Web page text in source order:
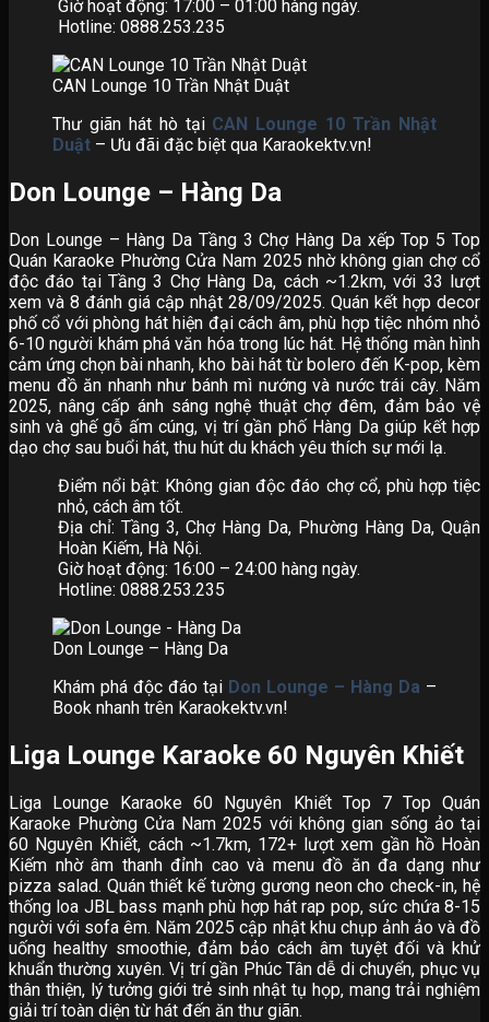
Giờ hoạt động: 17:00 – 01:00 hàng ngày.
Hotline: 0888.253.235
CAN Lounge 10 Trần Nhật Duật
Thư giãn hát hò tại CAN Lounge 10 Trần Nhật
Duật – Ưu đãi đặc biệt qua Karaokektv.vn!
Don Lounge – Hàng Da
Don Lounge – Hàng Da Tầng 3 Chợ Hàng Da xếp Top 5 Top
Quán Karaoke Phường Cửa Nam 2025 nhờ không gian chợ cổ
độc đáo tại Tầng 3 Chợ Hàng Da, cách ~1.2km, với 33 lượt
xem và 8 đánh giá cập nhật 28/09/2025. Quán kết hợp decor
phố cổ với phòng hát hiện đại cách âm, phù hợp tiệc nhóm nhỏ
6-10 người khám phá văn hóa trong lúc hát. Hệ thống màn hình
cảm ứng chọn bài nhanh, kho bài hát từ bolero đến K-pop, kèm
menu đồ ăn nhanh như bánh mì nướng và nước trái cây. Năm
2025, nâng cấp ánh sáng nghệ thuật chợ đêm, đảm bảo vệ
sinh và ghế gỗ ấm cúng, vị trí gần phố Hàng Da giúp kết hợp
dạo chợ sau buổi hát, thu hút du khách yêu thích sự mới lạ.
Điểm nổi bật: Không gian độc đáo chợ cổ, phù hợp tiệc
nhỏ, cách âm tốt.
Địa chỉ: Tầng 3, Chợ Hàng Da, Phường Hàng Da, Quận
Hoàn Kiếm, Hà Nội.
Giờ hoạt động: 16:00 – 24:00 hàng ngày.
Hotline: 0888.253.235
Don Lounge – Hàng Da
Khám phá độc đáo tại Don Lounge – Hàng Da –
Book nhanh trên Karaokektv.vn!
Liga Lounge Karaoke 60 Nguyên Khiết
Liga Lounge Karaoke 60 Nguyên Khiết Top 7 Top Quán
Karaoke Phường Cửa Nam 2025 với không gian sống ảo tại
60 Nguyên Khiết, cách ~1.7km, 172+ lượt xem gần hồ Hoàn
Kiếm nhờ âm thanh đỉnh cao và menu đồ ăn đa dạng như
pizza salad. Quán thiết kế tường gương neon cho check-in, hệ
thống loa JBL bass mạnh phù hợp hát rap pop, sức chứa 8-15
người với sofa êm. Năm 2025 cập nhật khu chụp ảnh ảo và đồ
uống healthy smoothie, đảm bảo cách âm tuyệt đối và khử
khuẩn thường xuyên. Vị trí gần Phúc Tân dễ di chuyển, phục vụ
thân thiện, lý tưởng giới trẻ sinh nhật tụ họp, mang trải nghiệm
giải trí toàn diện từ hát đến ăn thư giãn.